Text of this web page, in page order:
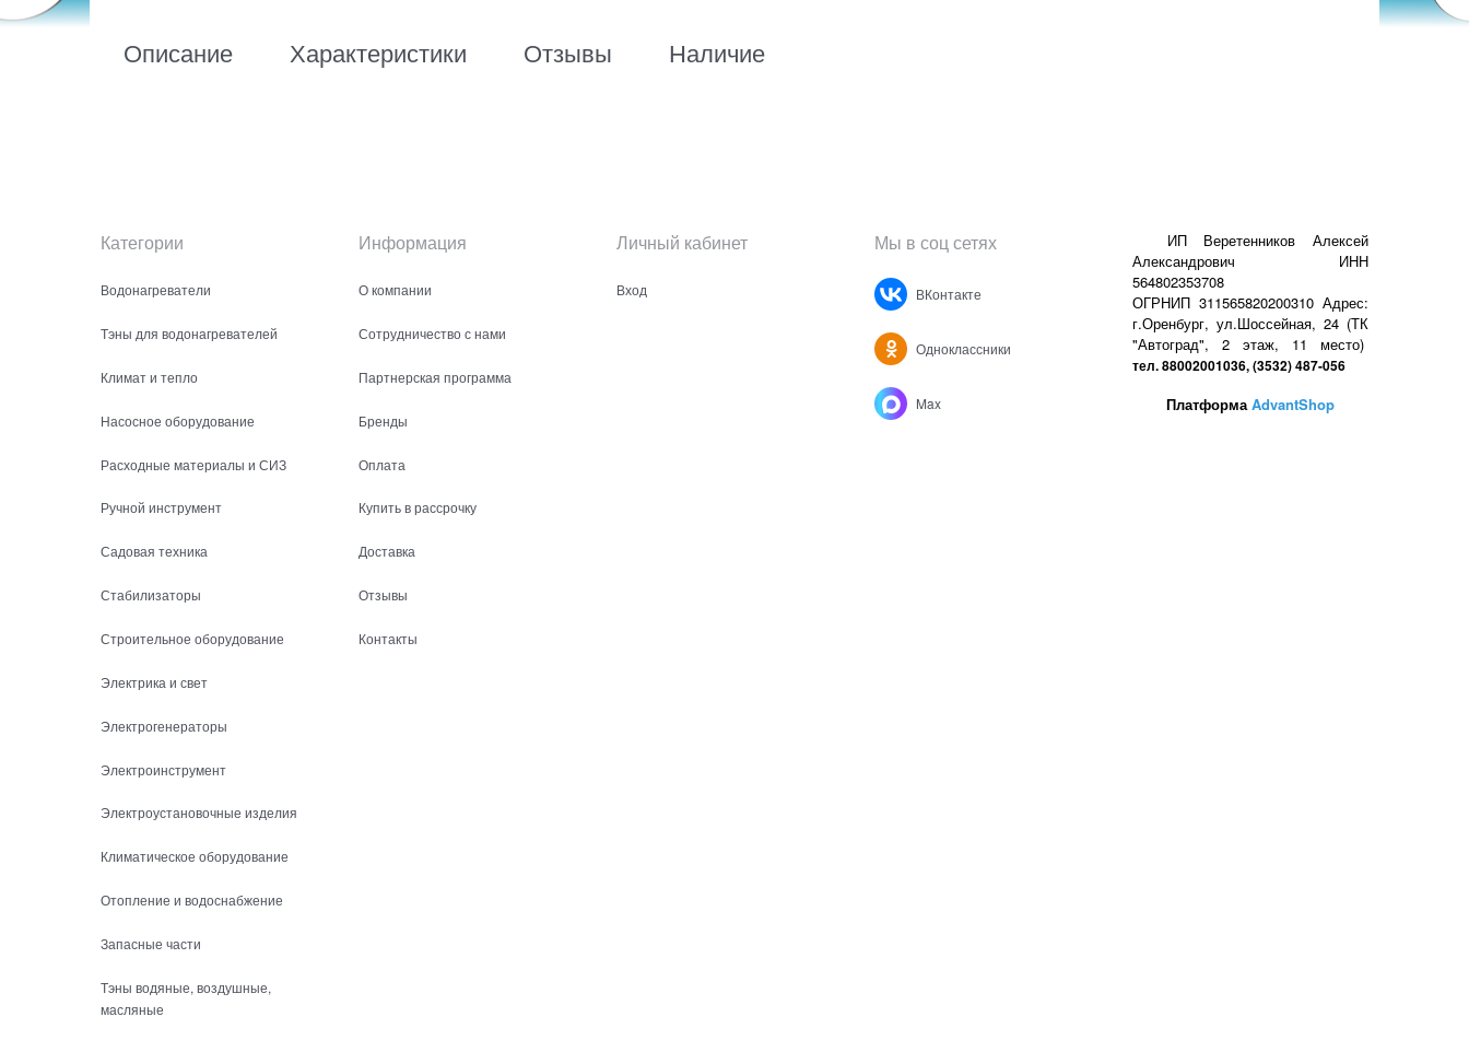
Описание Характеристики Отзывы Наличие
Категории
Водонагреватели
Тэны для водонагревателей
Климат и тепло
Насосное оборудование
Расходные материалы и СИЗ
Ручной инструмент
Садовая техника
Стабилизаторы
Строительное оборудование
Электрика и свет
Электрогенераторы
Электроинструмент
Электроустановочные изделия
Климатическое оборудование
Отопление и водоснабжение
Запасные части
Тэны водяные, воздушные,
масляные
Информация
О компании
Сотрудничество с нами
Партнерская программа
Бренды
Оплата
Купить в рассрочку
Доставка
Отзывы
Контакты
Личный кабинет
Вход
Мы в соц сетях
ВКонтакте
Одноклассники
Max
ИП Веретенников Алексей
Александрович ИНН
564802353708
ОГРНИП 311565820200310 Адрес:
г.Оренбург, ул.Шоссейная, 24 (ТК
"Автоград", 2 этаж, 11 место)
тел. 88002001036, (3532) 487-056
ПлатформаAdvantShop